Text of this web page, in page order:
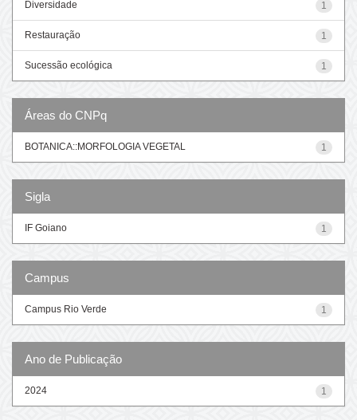
1
Diversidade
1
Restauração
1
Sucessão ecológica
Áreas do CNPq
1
BOTANICA::MORFOLOGIA VEGETAL
Sigla
1
IF Goiano
Campus
1
Campus Rio Verde
Ano de Publicação
1
2024